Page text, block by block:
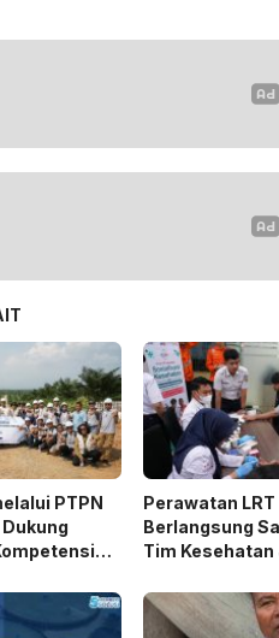
PTPN
Dukung
Maps di
Perawatan
Berlangsung
Tim Kesehatan